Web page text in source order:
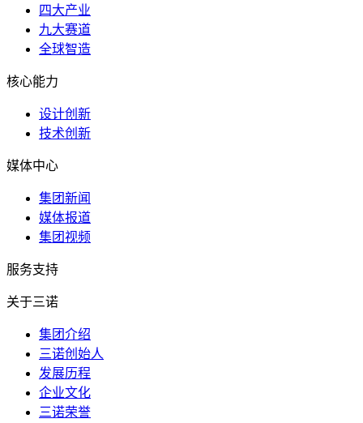
四大产业
九大赛道
全球智造
核心能力
设计创新
技术创新
媒体中心
集团新闻
媒体报道
集团视频
服务支持
关于三诺
集团介绍
三诺创始人
发展历程
企业文化
三诺荣誉